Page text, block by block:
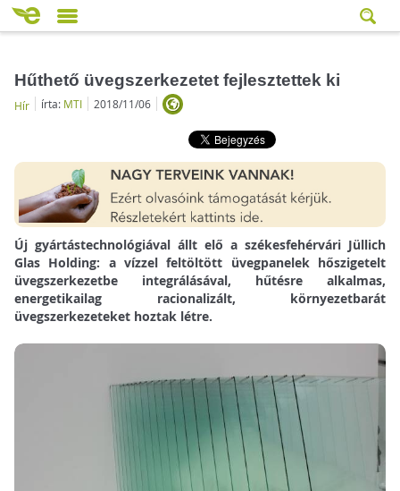
Hűthető üvegszerkezetet fejlesztettek ki
Hír írta: MTI 2018/11/06
Új gyártástechnológiával állt elő a székesfehérvári Jüllich
Glas Holding: a vízzel feltöltött üvegpanelek hőszigetelt
üvegszerkezetbe integrálásával, hűtésre alkalmas,
energetikailag racionalizált, környezetbarát
üvegszerkezeteket hoztak létre.